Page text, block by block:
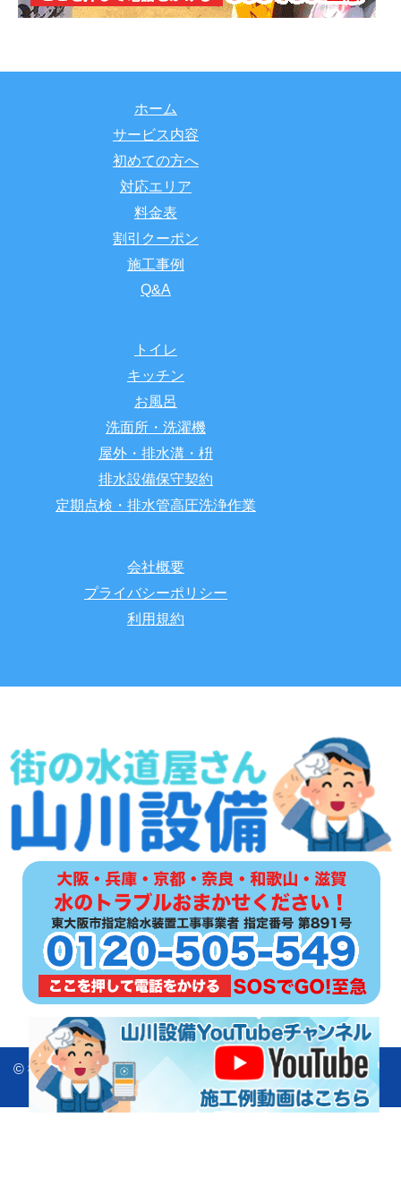
ホーム
サービス内容
初めての方へ
対応エリア
料金表
割引クーポン
施工事例
Q&A
トイレ
キッチン
お風呂
洗面所・洗濯機
屋外・排水溝・枡
排水設備保守契約
定期点検・排水管高圧洗浄作業
会社概要
プライバシーポリシー
利用規約
© 街の水道屋さん 山川設備